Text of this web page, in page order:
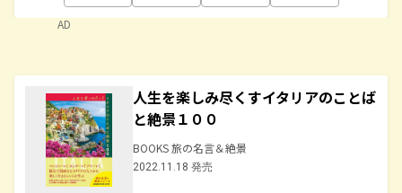
AD
人生を楽しみ尽くすイタリアのことば
と絶景１００
BOOKS 旅の名言＆絶景
2022.11.18 発売